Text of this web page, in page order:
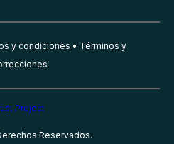
y condiciones
Términos y
Reservados.